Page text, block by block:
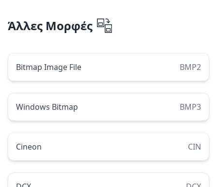
Άλλες Μορφές
Bitmap Image File BMP2
Windows Bitmap BMP3
Cineon CIN